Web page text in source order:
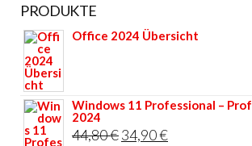
PRODUKTE
Office 2024 Übersicht
Windows 11 Professional –
2024
44,80€Ursprünglicher
34,90€Aktueller